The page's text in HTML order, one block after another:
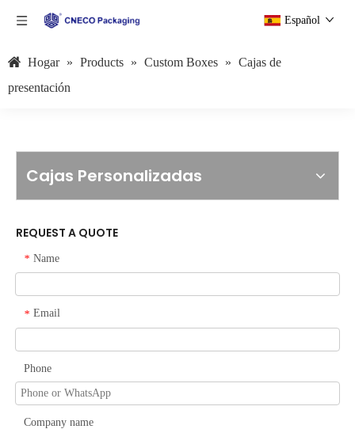
Español
Hogar » Products » Custom Boxes » Cajas de
presentación
Cajas Personalizadas
REQUEST A QUOTE
* Name
* Email
Phone
Company name